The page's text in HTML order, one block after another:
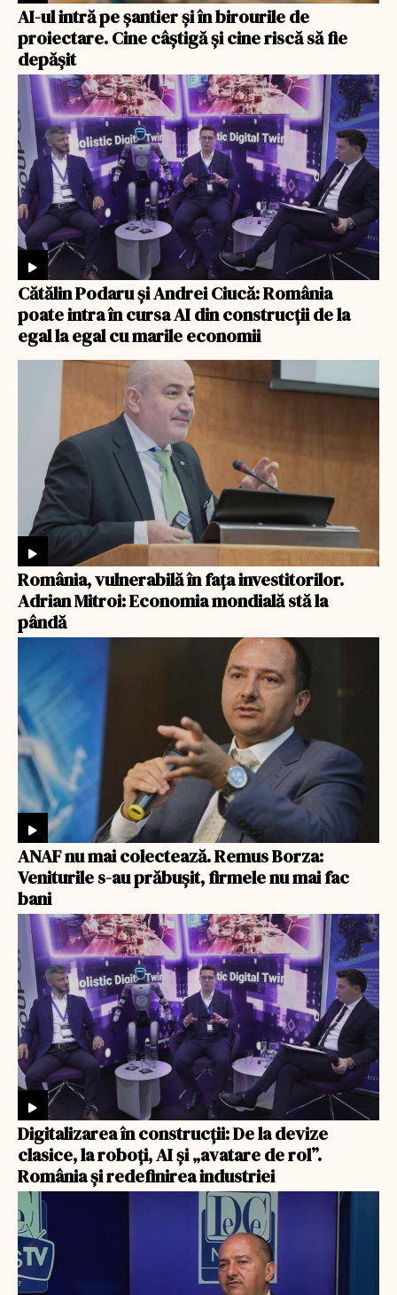
AI-ul intră pe șantier și în birourile de
proiectare. Cine câștigă și cine riscă să fie
depășit
Cătălin Podaru și Andrei Ciucă: România
poate intra în cursa AI din construcții de la
egal la egal cu marile economii
România, vulnerabilă în fața investitorilor.
Adrian Mitroi: Economia mondială stă la
pândă
ANAF nu mai colectează. Remus Borza:
Veniturile s-au prăbușit, firmele nu mai fac
bani
Digitalizarea în construcții: De la devize
clasice, la roboți, AI și „avatare de rol”.
România și redefinirea industriei